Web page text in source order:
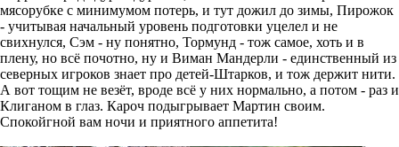
мясорубке с минимумом потерь, и тут дожил до зимы, Пирожок
- учитывая начальный уровень подготовки уцелел и не
свихнулся, Сэм - ну понятно, Тормунд - тож самое, хоть и в
плену, но всё почотно, ну и Виман Мандерли - единственный из
северных игроков знает про детей-Штарков, и тож держит нити.
А вот тощим не везёт, вроде всё у них нормально, а потом - раз и
Клиганом в глаз. Кароч подыгрывает Мартин своим.
Спокойгной вам ночи и приятного аппетита!